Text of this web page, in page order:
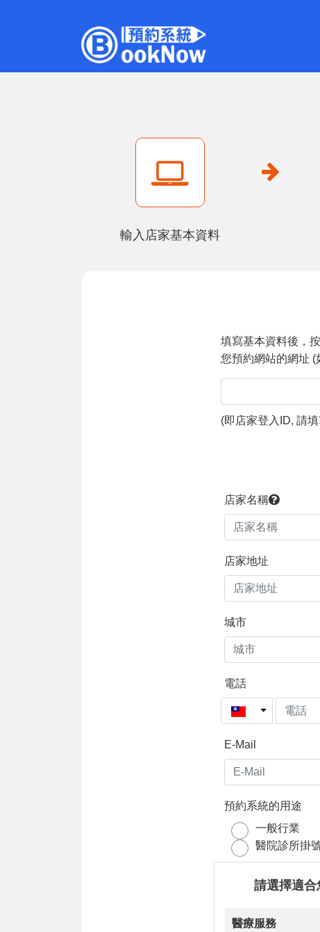
輸入店家基本資料
填寫基本資料後，
您預約網站的網址 (
(即店家登入ID, 請
店家名稱
店家地址
城市
電話
E-Mail
預約系統的用途
一般行業
醫院診所掛
請選擇適
醫療服務